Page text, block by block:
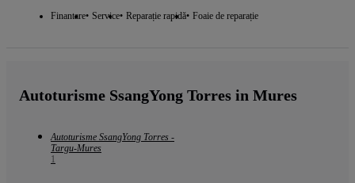
Finantare Service Reparație rapidă Foaie de reparație
Autoturisme SsangYong Torres in Mures
Autoturisme SsangYong Torres -
Targu-Mures
1